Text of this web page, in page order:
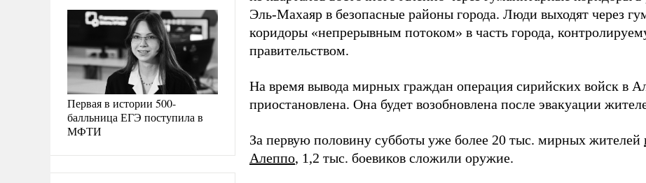
Первая в истории 500-
балльница ЕГЭ поступила в
МФТИ
Эль-Махаяр в безопасные районы города. Люди выходят через
коридоры «непрерывным потоком» в часть города,
правительством.
На время вывода мирных граждан операция сирийских войск в
приостановлена. Она будет возобновлена после эвакуации
За первую половину субботы уже более 20 тыс. мирных жителей
Алеппо, 1,2 тыс. боевиков сложили оружие.